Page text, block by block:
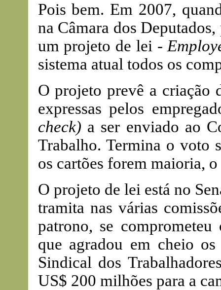
Pois bem. Em 2007,
na Câmara dos
um projeto de lei -
sistema atual todos os
O projeto prevê a criação
expressas pelos
check) a ser enviado ao
Trabalho. Termina o voto
os cartões forem maioria,
O projeto de lei está no
tramita nas várias
patrono, se
que agradou em cheio
Sindical dos
US$ 200 milhões para a